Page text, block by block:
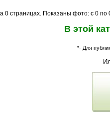
0 страницах. Показаны фото: с 0 по
В этой
*- Для